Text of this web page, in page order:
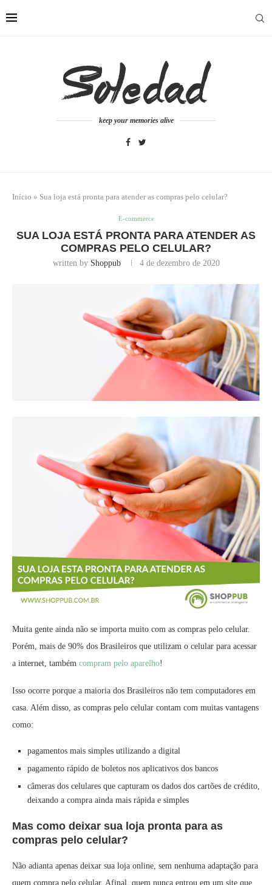
keep your memories alive
Início » Sua loja está pronta para atender as compras pelo celular?
E-commerce
SUA LOJA ESTÁ PRONTA PARA ATENDER AS
COMPRAS PELO CELULAR?
written by Shoppub 4 de dezembro de 2020
Muita gente ainda não se importa muito com as compras pelo celular.
Porém, mais de 90% dos Brasileiros que utilizam o celular para acessar
a internet, também compram pelo aparelho!
Isso ocorre porque a maioria dos Brasileiros não tem computadores em
casa. Além disso, as compras pelo celular contam com muitas vantagens
como:
pagamentos mais simples utilizando a digital
pagamento rápido de boletos nos aplicativos dos bancos
câmeras dos celulares que capturam os dados dos cartões de crédito,
deixando a compra ainda mais rápida e simples
Mas como deixar sua loja pronta para as
compras pelo celular?
Não adianta apenas deixar sua loja online, sem nenhuma adaptação para
quem compra pelo celular. Afinal, quem nunca entrou em um site que